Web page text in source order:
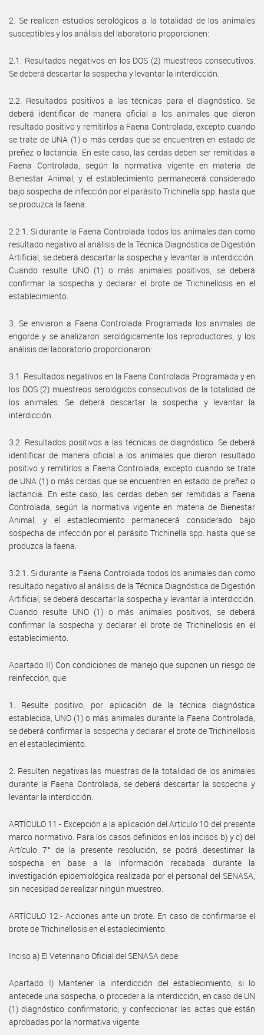
2. Se realicen estudios serológicos a la totalidad de los animales
susceptibles y los análisis del laboratorio proporcionen:
2.1. Resultados negativos en los DOS (2) muestreos consecutivos.
Se deberá descartar la sospecha y levantar la interdicción.
2.2. Resultados positivos a las técnicas para el diagnóstico. Se
deberá identificar de manera oficial a los animales que dieron
resultado positivo y remitirlos a Faena Controlada, excepto cuando
se trate de UNA (1) o más cerdas que se encuentren en estado de
preñez o lactancia. En este caso, las cerdas deben ser remitidas a
Faena Controlada, según la normativa vigente en materia de
Bienestar Animal, y el establecimiento permanecerá considerado
bajo sospecha de infección por el parásito Trichinella spp. hasta que
se produzca la faena.
2.2.1. Si durante la Faena Controlada todos los animales dan como
resultado negativo al análisis de la Técnica Diagnóstica de Digestión
Artificial, se deberá descartar la sospecha y levantar la interdicción.
Cuando resulte UNO (1) o más animales positivos, se deberá
confirmar la sospecha y declarar el brote de Trichinellosis en el
establecimiento.
3. Se enviaron a Faena Controlada Programada los animales de
engorde y se analizaron serológicamente los reproductores, y los
análisis del laboratorio proporcionaron:
3.1. Resultados negativos en la Faena Controlada Programada y en
los DOS (2) muestreos serológicos consecutivos de la totalidad de
los animales. Se deberá descartar la sospecha y levantar la
interdicción.
3.2. Resultados positivos a las técnicas de diagnóstico. Se deberá
identificar de manera oficial a los animales que dieron resultado
positivo y remitirlos a Faena Controlada, excepto cuando se trate
de UNA (1) o más cerdas que se encuentren en estado de preñez o
lactancia. En este caso, las cerdas deben ser remitidas a Faena
Controlada, según la normativa vigente en materia de Bienestar
Animal, y el establecimiento permanecerá considerado bajo
sospecha de infección por el parásito Trichinella spp. hasta que se
produzca la faena.
3.2.1. Si durante la Faena Controlada todos los animales dan como
resultado negativo al análisis de la Técnica Diagnóstica de Digestión
Artificial, se deberá descartar la sospecha y levantar la interdicción.
Cuando resulte UNO (1) o más animales positivos, se deberá
confirmar la sospecha y declarar el brote de Trichinellosis en el
establecimiento.
Apartado II) Con condiciones de manejo que suponen un riesgo de
reinfección, que:
1. Resulte positivo, por aplicación de la técnica diagnóstica
establecida, UNO (1) o más animales durante la Faena Controlada,
se deberá confirmar la sospecha y declarar el brote de Trichinellosis
en el establecimiento.
2. Resulten negativas las muestras de la totalidad de los animales
durante la Faena Controlada, se deberá descartar la sospecha y
levantar la interdicción.
ARTÍCULO 11.- Excepción a la aplicación del Artículo 10 del presente
marco normativo. Para los casos definidos en los incisos b) y c) del
Artículo 7° de la presente resolución, se podrá desestimar la
sospecha en base a la información recabada durante la
investigación epidemiológica realizada por el personal del SENASA,
sin necesidad de realizar ningún muestreo.
ARTÍCULO 12.- Acciones ante un brote. En caso de confirmarse el
brote de Trichinellosis en el establecimiento:
Inciso a) El Veterinario Oficial del SENASA debe:
Apartado I) Mantener la interdicción del establecimiento, si lo
antecede una sospecha, o proceder a la interdicción, en caso de UN
(1) diagnóstico confirmatorio, y confeccionar las actas que están
aprobadas por la normativa vigente.